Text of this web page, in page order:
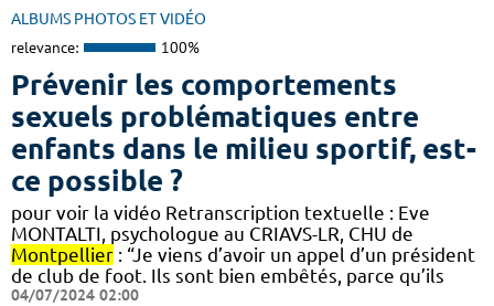
ALBUMS PHOTOS ET VIDÉO
relevance: 100%
Prévenir les comportements
sexuels problématiques entre
enfants dans le milieu sportif, est-
ce possible ?
pour voir la vidéo Retranscription textuelle : Eve
MONTALTI, psychologue au CRIAVS-LR, CHU de
Montpellier : “Je viens d’avoir un appel d’un président
de club de foot. Ils sont bien embêtés, parce qu’ils
04/07/2024 02:00